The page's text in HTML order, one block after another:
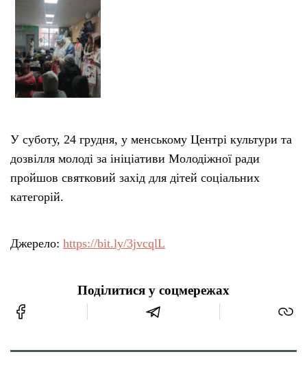
У суботу, 24 грудня, у менському Центрі культури та
дозвілля молоді за ініціативи Молодіжної ради
пройшов святковий захід для дітей соціальних
категорій.
Джерело: https://bit.ly/3jvcqlL
Поділитися у соцмережах